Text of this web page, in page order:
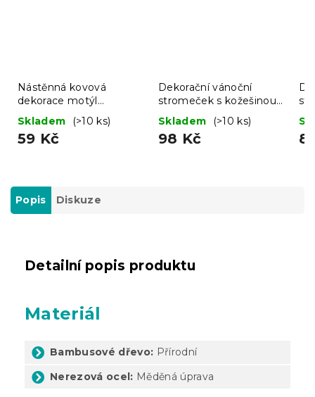
Nástěnná kovová
dekorace motýl
BUTTERFLY 40 cm -
více barev
Skladem (>10 ks)
59 Kč
Dekorační vánoční
stromeček s kožešinou
LUSH 41 cm - různé
barvy
Skladem (>10 ks)
98 Kč
Popis Diskuze
Detailní popis produktu
Materiál
Bambusové dřevo: Přírodní
Nerezová ocel: Měděná úprava